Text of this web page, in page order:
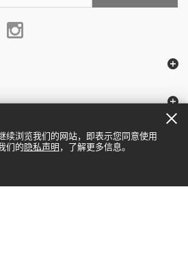
续浏览我们的网站，即表示您同意使用
们的 隐私声明 ，了解更多信息。